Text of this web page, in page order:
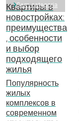
Sem categoria
Квартиры в
новостройках:
преимущества
, особенности
и выбор
подходящего
жилья
Популярность
жилых
комплексов в
современном